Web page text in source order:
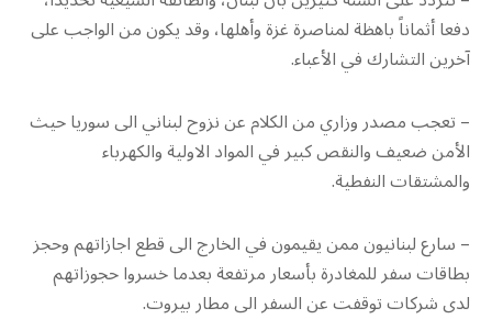
دفعا أثماناً باهظة لمناصرة غزة وأهلها، وقد يكون من الواجب على
آخرين التشارك في الأعباء.
– تعجب مصدر وزاري من الكلام عن نزوح لبناني الى سوريا حيث
الأمن ضعيف والنقص كبير في المواد الاولية والكهرباء
والمشتقات النفطية.
– سارع لبنانيون ممن يقيمون في الخارج الى قطع اجازاتهم وحجز
بطاقات سفر للمغادرة بأسعار مرتفعة بعدما خسروا حجوزاتهم
لدى شركات توقفت عن السفر الى مطار بيروت.